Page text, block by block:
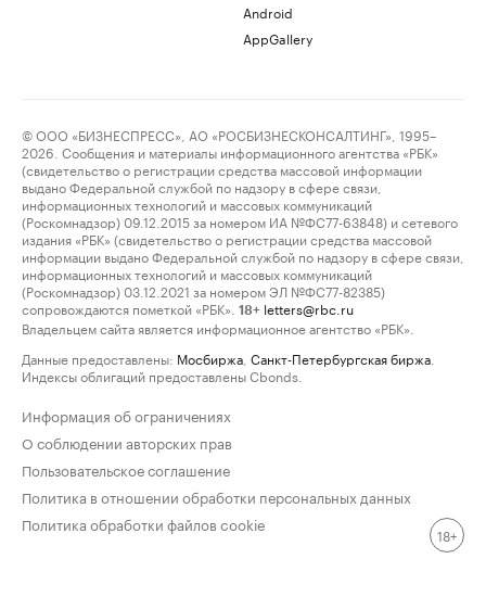
Android
AppGallery
© ООО «БИЗНЕСПРЕСС», АО «РОСБИЗНЕСКОНСАЛТИНГ», 1995–
2026. Сообщения и материалы информационного агентства «РБК»
(свидетельство о регистрации средства массовой информации
выдано Федеральной службой по надзору в сфере связи,
информационных технологий и массовых коммуникаций
(Роскомнадзор) 09.12.2015 за номером ИА №ФС77-63848) и сетевого
издания «РБК» (свидетельство о регистрации средства массовой
информации выдано Федеральной службой по надзору в сфере связи,
информационных технологий и массовых коммуникаций
(Роскомнадзор) 03.12.2021 за номером ЭЛ №ФС77-82385)
сопровождаются пометкой «РБК».
18+ letters@rbc.ru
Владельцем сайта является информационное агентство «РБК».
Данные предоставлены: Мосбиржа Санкт-Петербургская биржа
Индексы облигаций предоставлены Cbonds.
Информация об ограничениях
О соблюдении авторских прав
Пользовательское соглашение
Политика в отношении обработки персональных данных
Политика обработки файлов cookie
18+